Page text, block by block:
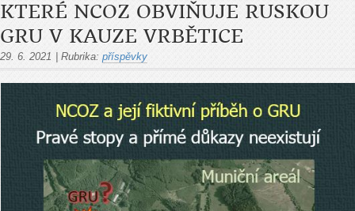
KTERÉ NCOZ OBVIŇUJE RUSKOU
GRU V KAUZE VRBĚTICE
29. 6. 2021 Rubrika: příspěvky